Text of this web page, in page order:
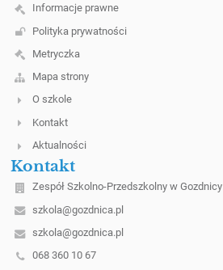
Informacje prawne
Polityka prywatności
Metryczka
Mapa strony
O szkole
Kontakt
Aktualności
Kontakt
Zespół Szkolno-Przedszkolny w Gozdnicy
szkola@gozdnica.pl
szkola@gozdnica.pl
068 360 10 67